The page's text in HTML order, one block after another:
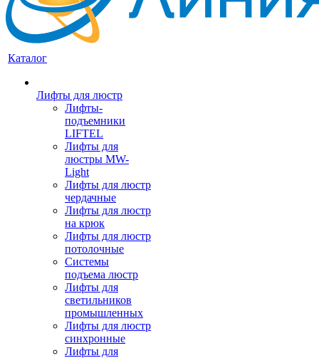
Каталог
Лифты для люстр
Лифты-
подъемники
LIFTEL
Лифты для
люстры MW-
Light
Лифты для люстр
чердачные
Лифты для люстр
на крюк
Лифты для люстр
потолочные
Системы
подъема люстр
Лифты для
светильников
промышленных
Лифты для люстр
синхронные
Лифты для